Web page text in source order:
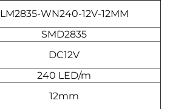
LM2835-WN240-12V-12MM
SMD2835
DC12V
240 LED/m
12mm